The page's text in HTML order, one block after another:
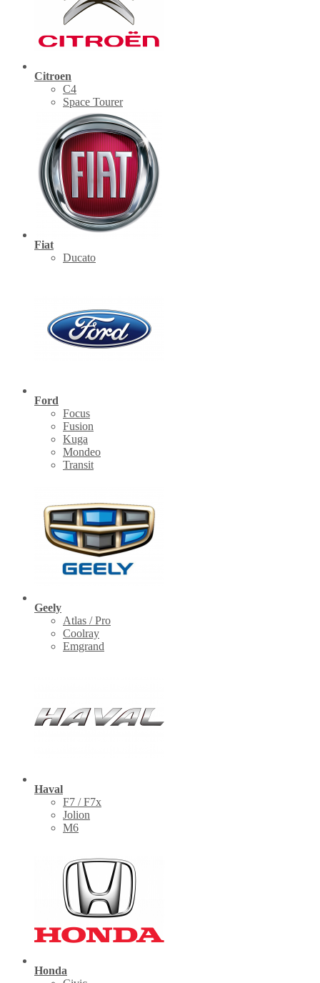
Citroen
C4
Space Tourer
Fiat
Ducato
Ford
Focus
Fusion
Kuga
Mondeo
Transit
Geely
Atlas / Pro
Coolray
Emgrand
Haval
F7 / F7x
Jolion
M6
Honda